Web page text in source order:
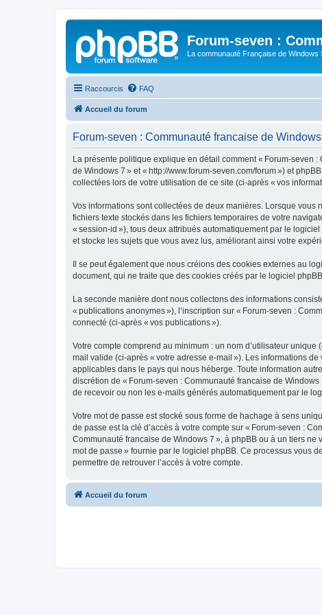
Forum-seven :
La communauté Française de Windows
Raccourcis FAQ
Accueil du forum
Forum-seven : Communauté francaise de
La présente politique explique en détail comment « Forum-seven
de Windows 7 » et « http://www.forum-seven.com/forum ») et
collectées lors de votre utilisation de ce site (ci-après « vos
Vos informations sont collectées de deux manières. Lorsque
fichiers texte stockés dans les fichiers temporaires de votre
« session-id »), tous deux attribués automatiquement par le
et stocke les sujets que vous avez lus, améliorant ainsi votre
Il se peut également que nous créions des cookies externes au
document, qui ne traite que des cookies créés par le logiciel phpBB.
La seconde manière dont nous collectons des informations
« publications anonymes »), l’inscription sur « Forum-seven :
connecté (ci-après « vos publications »).
Votre compte comprend au minimum : un nom d’utilisateur
mail valide (ci-après « votre adresse e-mail »). Les informations
applicables dans le pays qui nous héberge. Toute information
discrétion de « Forum-seven : Communauté francaise de
de recevoir ou non les e-mails générés automatiquement par le
Votre mot de passe est stocké sous forme de hachage à sens
de passe est la clé d’accès à votre compte sur « Forum-seven :
Communauté francaise de Windows 7 », à phpBB ou à un tiers
mot de passe » fournie par le logiciel phpBB. Ce processus vous
permettre de retrouver l’accès à votre compte.
Accueil du forum